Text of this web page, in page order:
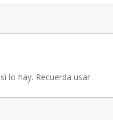
lo hay. Recuerda usar